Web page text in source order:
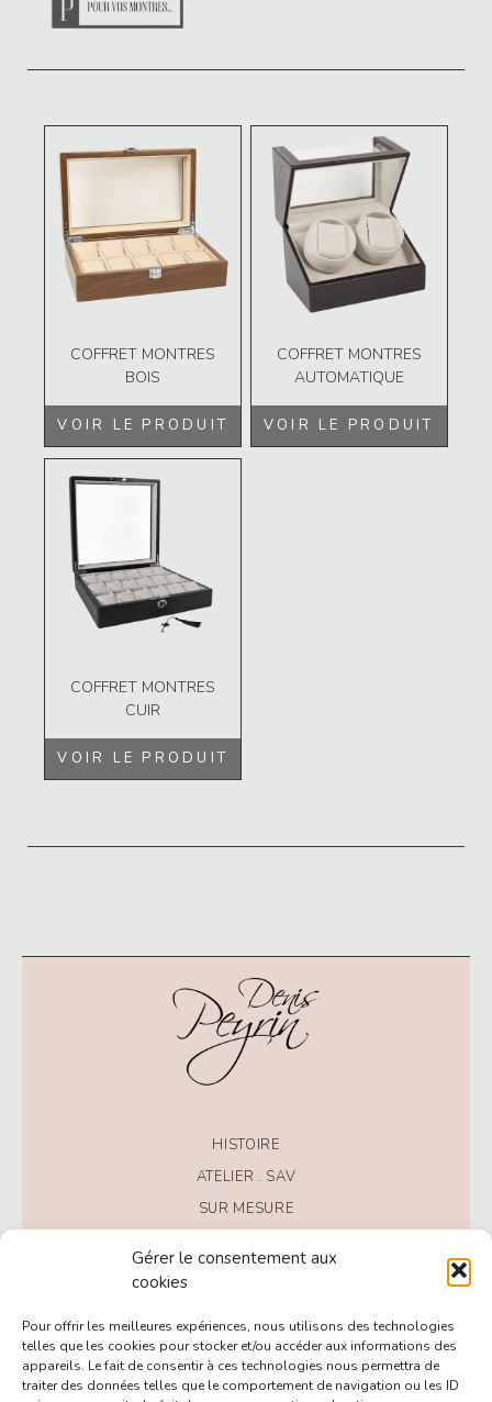
Gérer le consentement aux
cookies
Pour offrir les meilleures expériences, nous utilisons des technologies
telles que les cookies pour stocker et/ou accéder aux informations des
appareils. Le fait de consentir à ces technologies nous permettra de
traiter des données telles que le comportement de navigation ou les ID
COFFRET MONTRES
BOIS
VOIR LE PRODUIT
COFFRET MONTRES
AUTOMATIQUE
VOIR LE PRODUIT
COFFRET MONTRES
CUIR
VOIR LE PRODUIT
HISTOIRE
ATELIER . SAV
SUR MESURE
montres / réveil
bijoux fantaisie